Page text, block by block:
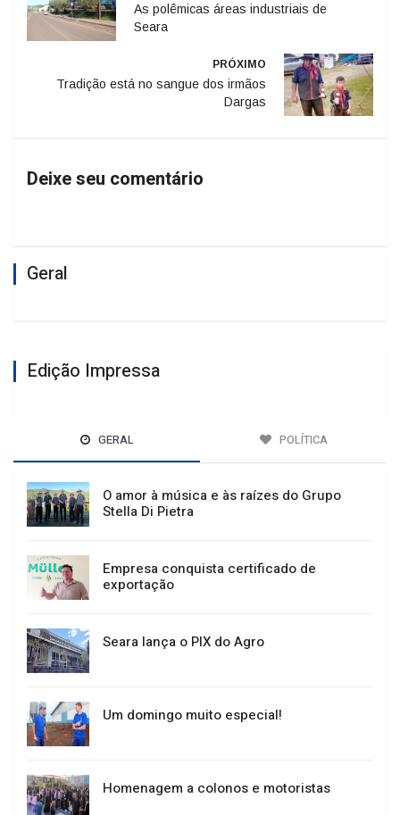
As polêmicas áreas industriais de
Seara
PRÓXIMO
Tradição está no sangue dos irmãos
Dargas
Deixe seu comentário
Geral
Edição Impressa
GERAL POLÍTICA
O amor à música e às raízes do Grupo
Stella Di Pietra
Empresa conquista certificado de
exportação
Seara lança o PIX do Agro
Um domingo muito especial!
Homenagem a colonos e motoristas